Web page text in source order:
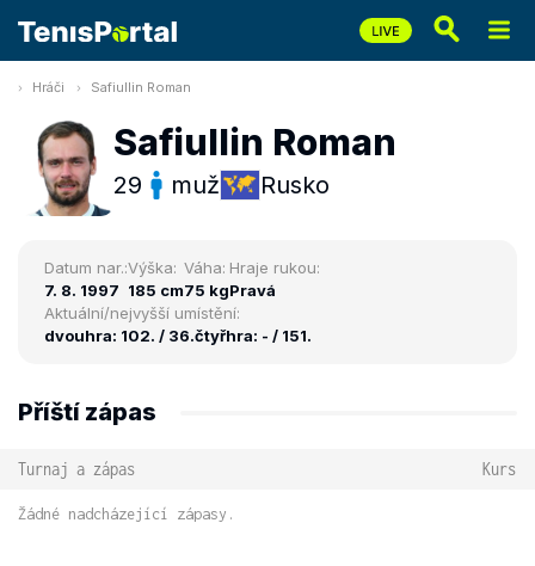
Hráči Safiullin Roman
Safiullin Roman
29 muž Rusko
Datum nar.:
7. 8. 1997
Výška:
185 cm
Váha:
75 kg
Hraje rukou:
Pravá
Aktuální/nejvyšší umístění:
dvouhra: 102. / 36.čtyřhra: - / 151.
Příští zápas
Turnaj a zápas Kurs
Žádné nadcházející zápasy.